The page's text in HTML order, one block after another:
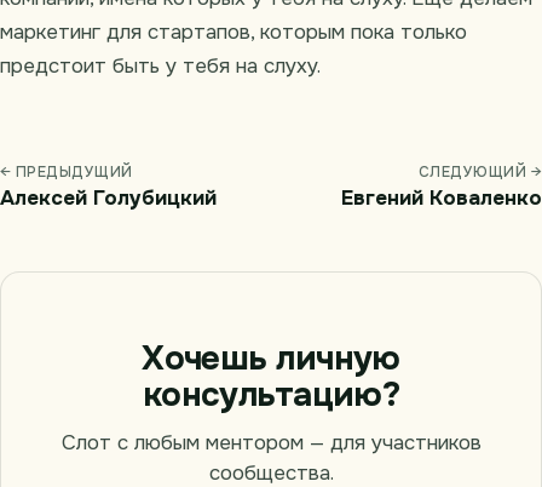
маркетинг для стартапов, которым пока только
предстоит быть у тебя на слуху.
← ПРЕДЫДУЩИЙ
Алексей Голубицкий
СЛЕДУЮЩИЙ →
Евгений Коваленко
Хочешь личную
консультацию?
Слот с любым ментором — для участников
сообщества.